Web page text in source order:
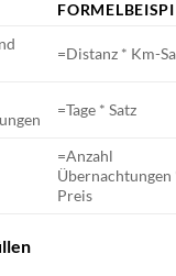
=Distanz * Km-
=Tage * Satz
=Anzahl
Übernachtungen
Preis